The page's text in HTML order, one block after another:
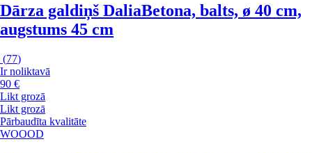
Dārza galdiņš DaliaBetona, balts, ø 40 cm,
augstums 45 cm
(77)
Ir noliktavā
90 €
Likt grozā
Likt grozā
Pārbaudīta kvalitāte
WOOOD